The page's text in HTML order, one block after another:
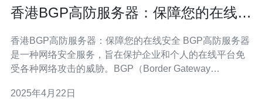
香港BGP高防服务器：保障您的在线安
香港BGP高防服务器：保障您的在线安全 BGP高防服务器
是一种网络安全服务，旨在保护企业和个人的在线平台免
受各种网络攻击的威胁。BGP（Border Gateway
（AS）之间交换路由信息，实现了对网络流量的动态路
2025年4月22日